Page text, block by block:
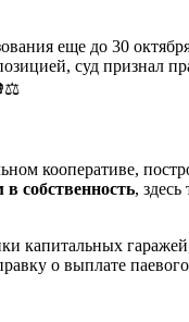
еще до 30
суд признал
кооперативе,
собственность,
капитальных
о выплате паевого